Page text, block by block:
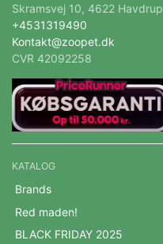
Skramsvej 10, 4622 Havdrup
+4531319490
Kontakt@zoopet.dk
CVR 42092258
KATALOG
Brands
Red maden!
BLACK FRIDAY 2025